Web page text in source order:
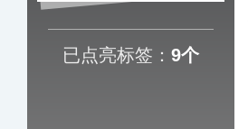
已点亮标签： 9个